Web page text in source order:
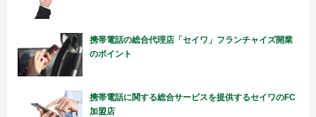
携帯電話の総合代理店「セイワ」フランチャイズ開業
のポイント
携帯電話に関する総合サービスを提供するセイワのFC
加盟店